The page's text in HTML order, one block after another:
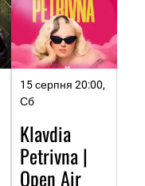
15 серпня 20:00,
Сб
Klavdia
Petrivna |
Open Air